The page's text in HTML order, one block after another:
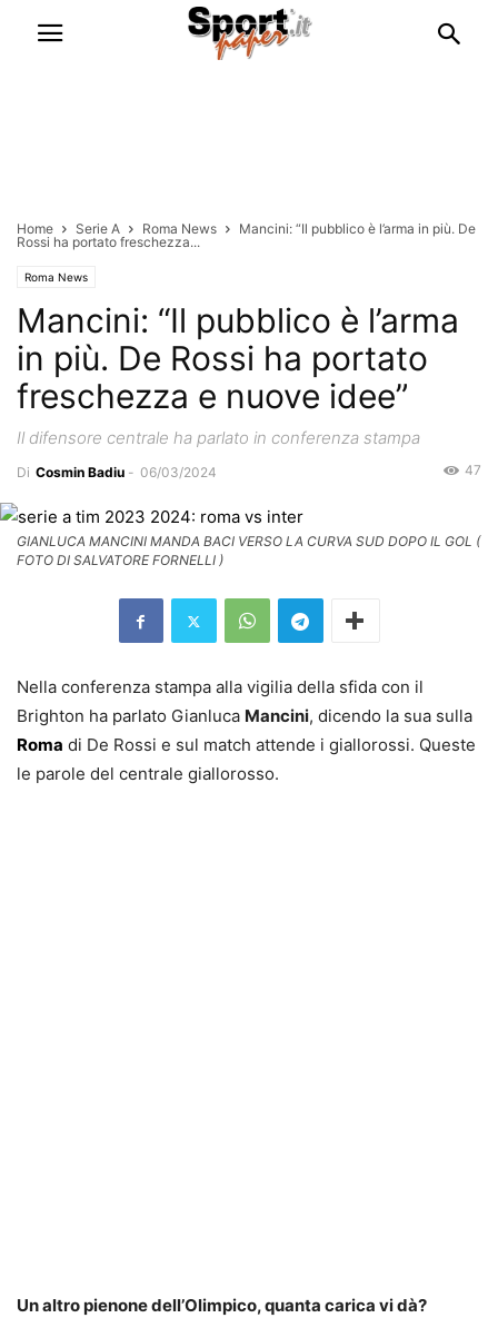
Home Serie A Roma News
Mancini: “Il pubblico è l’arma in più. De
Rossi ha portato freschezza...
Roma News
Mancini: “Il pubblico è l’arma
in più. De Rossi ha portato
freschezza e nuove idee”
Il difensore centrale ha parlato in conferenza stampa
Di Cosmin Badiu - 06/03/2024 47
GIANLUCA MANCINI MANDA BACI VERSO LA CURVA SUD DOPO IL GOL (
FOTO DI SALVATORE FORNELLI )
Nella conferenza stampa alla vigilia della sfida con il
Brighton ha parlato Gianluca Mancini, dicendo la sua sulla
Roma di De Rossi e sul match attende i giallorossi. Queste
le parole del centrale giallorosso.
Un altro pienone dell’Olimpico, quanta carica vi dà?